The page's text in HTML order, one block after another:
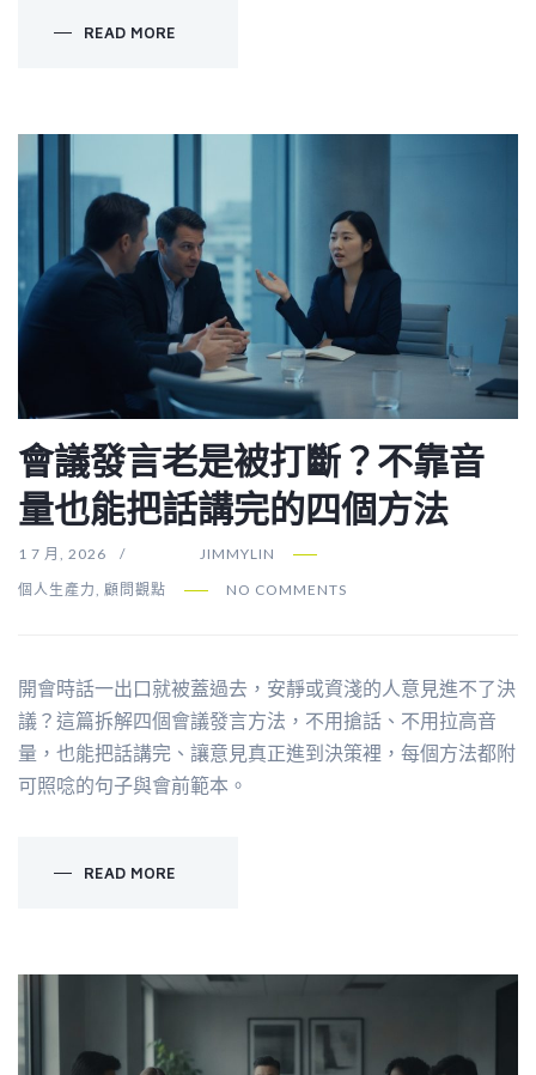
READ MORE
會議發言老是被打斷？不靠音
量也能把話講完的四個方法
1 7 月, 2026
JIMMYLIN
個人生產力, 顧問觀點 NO COMMENTS
開會時話一出口就被蓋過去，安靜或資淺的人意見進不了決
議？這篇拆解四個會議發言方法，不用搶話、不用拉高音
量，也能把話講完、讓意見真正進到決策裡，每個方法都附
可照唸的句子與會前範本。
READ MORE